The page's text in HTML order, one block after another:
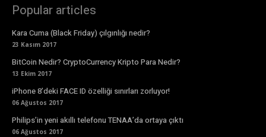
Popular articles
Kara Cuma (Black Friday) çılgınlığı nedir?
23 Kasım 2017
BitCoin Nedir? CryptoCurrency Kripto Para Nedir?
13 Ekim 2017
iPhone 8’deki FACE ID özelliği sınırları zorluyor!
06 Ağustos 2017
Philips’in yeni akıllı telefonu TENAA’da ortaya çıktı
06 Ağustos 2017